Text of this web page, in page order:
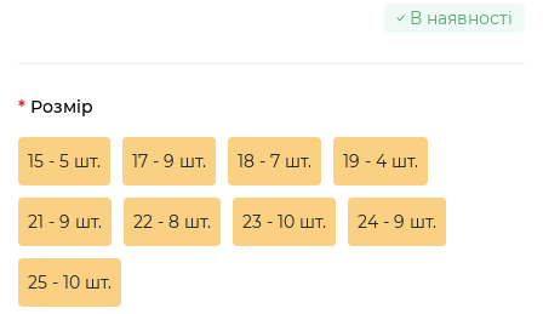
В наявності
Розмір
15 - 5 шт. 17 - 9 шт. 18 - 7 шт. 19 - 4 шт.
21 - 9 шт. 22 - 8 шт. 23 - 10 шт. 24 - 9 шт.
25 - 10 шт.